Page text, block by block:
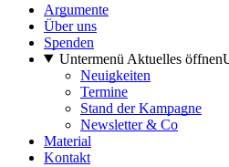
Argumente
Über uns
Spenden
Untermenü Aktuelles öffnen
Neuigkeiten
Termine
Stand der Kampagne
Newsletter & Co
Material
Kontakt